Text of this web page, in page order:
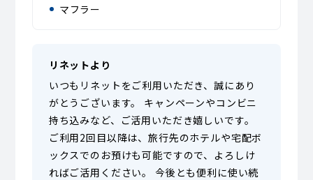
マフラー
リネットより
いつもリネットをご利用いただき、誠にあり
がとうございます。 キャンペーンやコンビニ
持ち込みなど、ご活用いただき嬉しいです。
ご利用2回目以降は、旅行先のホテルや宅配ボ
ックスでのお預けも可能ですので、よろしけ
ればご活用ください。 今後とも便利に使い続